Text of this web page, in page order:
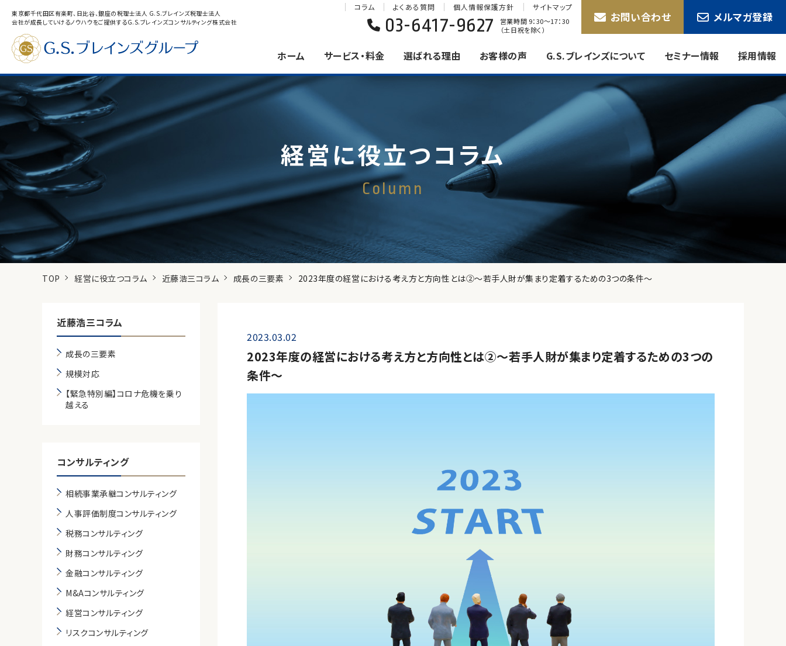
東京都千代田区有楽町、日比谷、銀座の税理士法人 G.S.ブレインズ税理士法人
会社が成長していけるノウハウをご提供するG.S.ブレインズコンサルティング株式会社
ホーム サービス・料金 選ばれる理由 お客様の声 G.S.ブレインズについて セミナー情報 採用情報
コラム よくある質問 個人情報保護方針 サイトマップ
03-6417-9627
営業時間 9：30〜17：30
（土日祝を除く）
お問い合わせ メルマガ登録
経営に役立つコラム
Column
TOP 経営に役立つコラム 近藤浩三コラム 成長の三要素 2023年度の経営における考え方と方向性とは②～若手人財が集まり定着するための3つの条件～
2023.03.02
2023年度の経営における考え方と方向性とは②～若手人財が集まり定着するための3つの
条件～
近藤浩三コラム
成長の三要素
規模対応
【緊急特別編】コロナ危機を乗り
越える
コンサルティング
相続事業承継コンサルティング
人事評価制度コンサルティング
税務コンサルティング
財務コンサルティング
金融コンサルティング
M&Aコンサルティング
経営コンサルティング
リスクコンサルティング